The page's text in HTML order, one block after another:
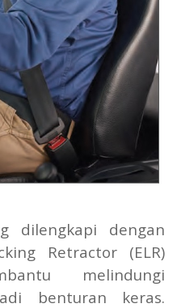
dilengkapi dengan
Retractor (ELR)
melindungi
benturan keras.